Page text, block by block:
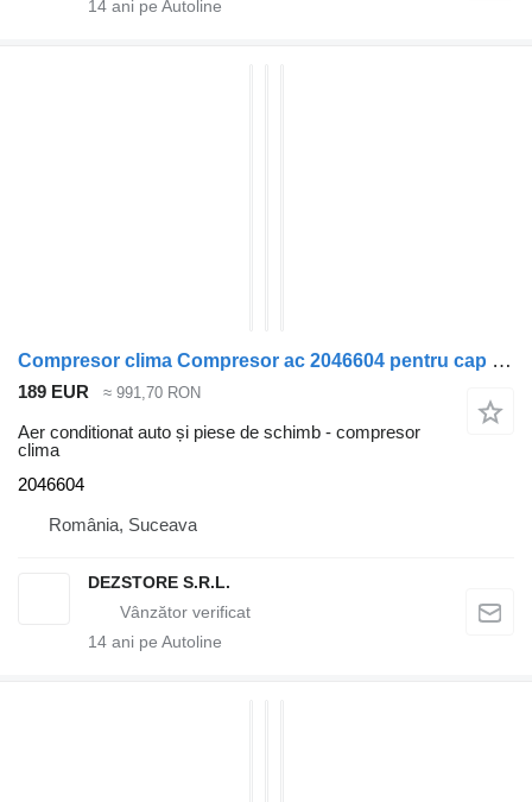
14 ani pe Autoline
Compresor clima Compresor ac 2046604 pentru cap tractor DAF XF
189 EUR ≈ 991,70 RON
Aer conditionat auto și piese de schimb - compresor
clima
2046604
România, Suceava
DEZSTORE S.R.L.
14 ani pe Autoline